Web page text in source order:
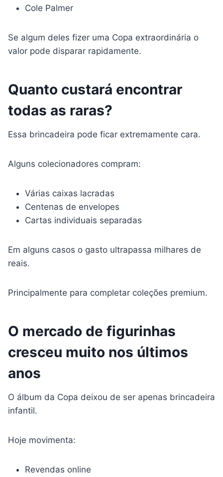
Cole Palmer
Se algum deles fizer uma Copa extraordinária o
valor pode disparar rapidamente.
Quanto custará encontrar
todas as raras?
Essa brincadeira pode ficar extremamente cara.
Alguns colecionadores compram:
Várias caixas lacradas
Centenas de envelopes
Cartas individuais separadas
Em alguns casos o gasto ultrapassa milhares de
reais.
Principalmente para completar coleções premium.
O mercado de figurinhas
cresceu muito nos últimos
anos
O álbum da Copa deixou de ser apenas brincadeira
infantil.
Hoje movimenta:
Revendas online